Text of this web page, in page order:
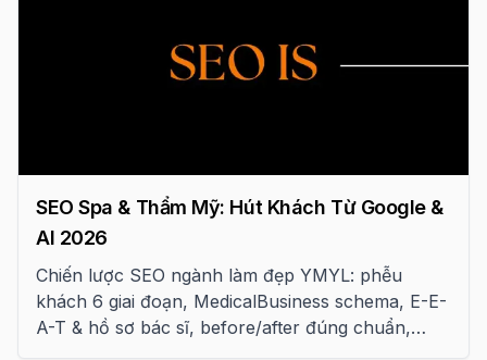
SEO Spa & Thẩm Mỹ: Hút Khách Từ Google &
AI 2026
Chiến lược SEO ngành làm đẹp YMYL: phễu
khách 6 giai đoạn, MedicalBusiness schema, E-E-
A-T & hồ sơ bác sĩ, before/after đúng chuẩn,